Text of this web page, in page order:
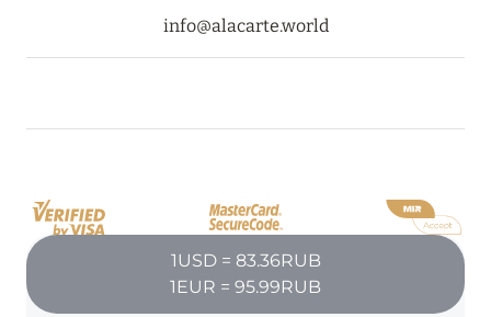
30 марта 2024
MÖVENPICK RESORT KUREDHIVARU
info@alacarte.world
1USD = 83.36RUB
1EUR = 95.99RUB